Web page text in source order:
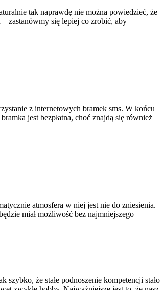
tak naprawdę nie można powiedzieć, że
zastanówmy się lepiej co zrobić, aby
z internetowych bramek sms. W końcu
jest bezpłatna, choć znajdą się również
atmosfera w niej jest nie do zniesienia.
miał możliwość bez najmniejszego
że stałe podnoszenie kompetencji stało